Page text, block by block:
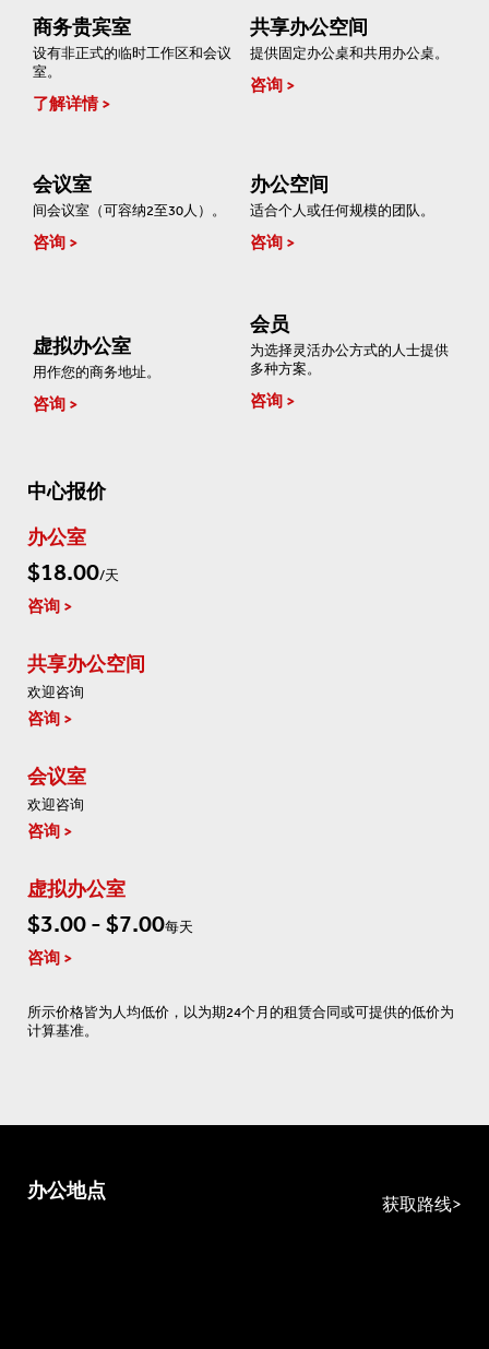
商务贵宾室
设有非正式的临时工作区和会议
室。
了解详情
共享办公空间
提供固定办公桌和共用办公桌。
咨询
会议室
间会议室（可容纳2至30人）。
咨询
办公空间
适合个人或任何规模的团队。
咨询
虚拟办公室
用作您的商务地址。
咨询
会员
为选择灵活办公方式的人士提供
多种方案。
咨询
中心报价
办公室
$18.00/天
咨询
共享办公空间
欢迎咨询
咨询
会议室
欢迎咨询
咨询
虚拟办公室
$3.00 - $7.00每天
咨询
所示价格皆为人均低价，以为期24个月的租赁合同或可提供的低价为
计算基准。
办公地点
获取路线